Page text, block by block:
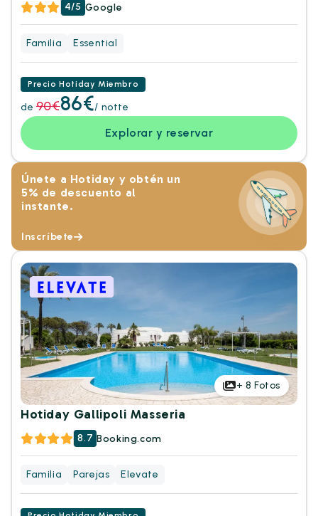
4/5 Google
Familia Essential
Precio Hotiday Miembro
de 90€86€/ notte
Explorar y reservar
Únete a Hotiday y obtén un
5% de descuento al
instante.
Inscríbete
+ 8 Fotos
Hotiday Gallipoli Masseria
8.7 Booking.com
Familia Parejas Elevate